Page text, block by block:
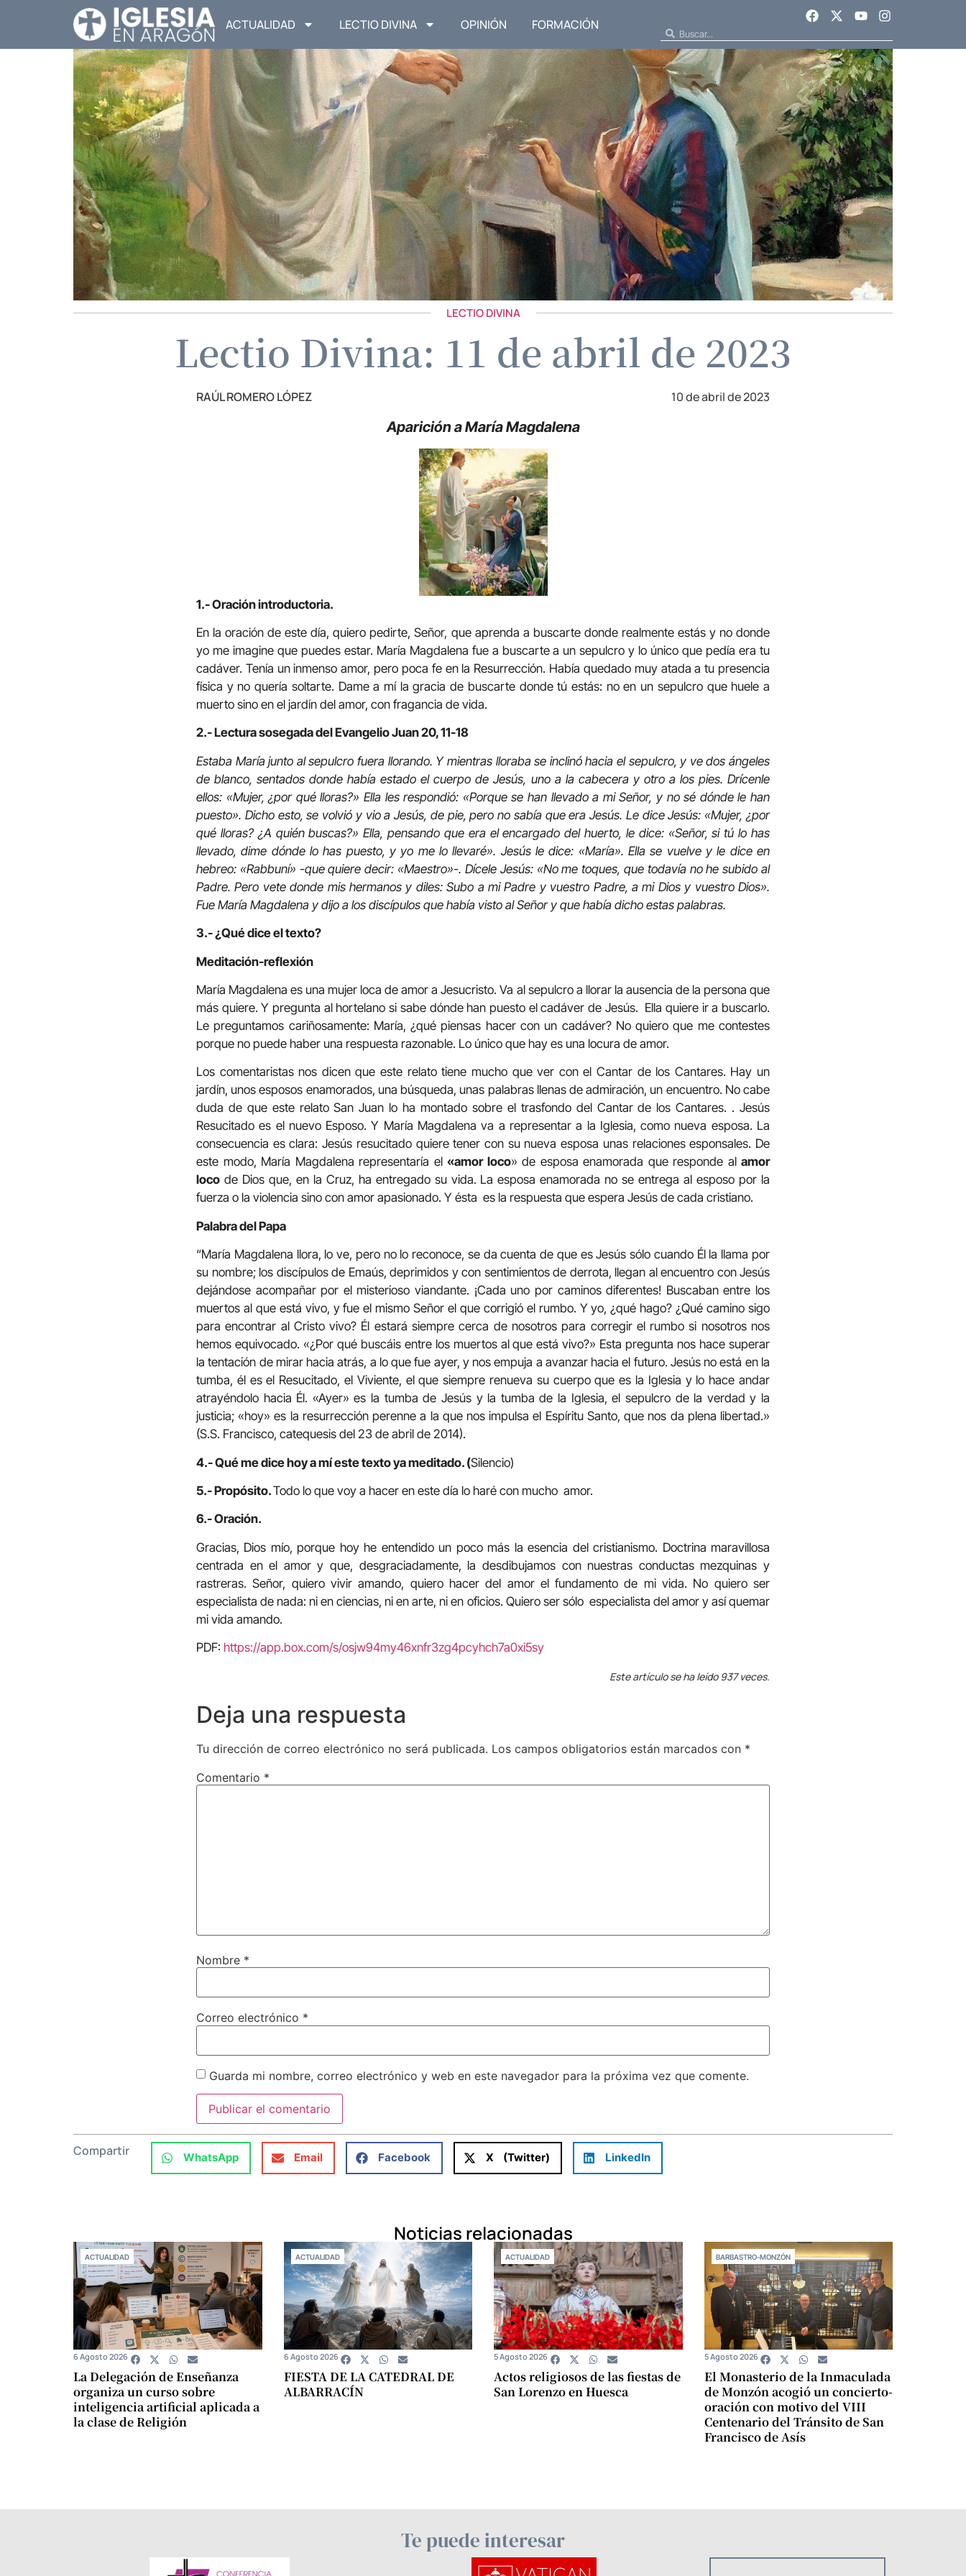
ACTUALIDAD LECTIO DIVINA OPINIÓN FORMACIÓN
LECTIO DIVINA
Lectio Divina: 11 de abril de 2023
RAÚL ROMERO LÓPEZ 10 de abril de 2023
Aparición a María Magdalena
1.- Oración introductoria.
En la oración de este día, quiero pedirte, Señor, que aprenda a buscarte donde realmente estás y no donde
yo me imagine que puedes estar. María Magdalena fue a buscarte a un sepulcro y lo único que pedía era tu
cadáver. Tenía un inmenso amor, pero poca fe en la Resurrección. Había quedado muy atada a tu presencia
física y no quería soltarte. Dame a mí la gracia de buscarte donde tú estás: no en un sepulcro que huele a
muerto sino en el jardín del amor, con fragancia de vida.
2.- Lectura sosegada del EvangelioJuan 20, 11-18
Estaba María junto al sepulcro fuera llorando. Y mientras lloraba se inclinó hacia el sepulcro, y ve dos ángeles
de blanco, sentados donde había estado el cuerpo de Jesús, uno a la cabecera y otro a los pies. Drícenle
ellos: «Mujer, ¿por qué lloras?» Ella les respondió: «Porque se han llevado a mi Señor, y no sé dónde le han
puesto». Dicho esto, se volvió y vio a Jesús, de pie, pero no sabía que era Jesús. Le dice Jesús: «Mujer, ¿por
qué lloras? ¿A quién buscas?» Ella, pensando que era el encargado del huerto, le dice: «Señor, si tú lo has
llevado, dime dónde lo has puesto, y yo me lo llevaré». Jesús le dice: «María». Ella se vuelve y le dice en
hebreo: «Rabbuní» -que quiere decir: «Maestro»-. Dícele Jesús: «No me toques, que todavía no he subido al
Padre. Pero vete donde mis hermanos y diles: Subo a mi Padre y vuestro Padre, a mi Dios y vuestro Dios».
Fue María Magdalena y dijo a los discípulos que había visto al Señor y que había dicho estas palabras.
3.- ¿Qué dice el texto?
Meditación-reflexión
María Magdalena es una mujer loca de amor a Jesucristo. Va al sepulcro a llorar la ausencia de la persona que
más quiere. Y pregunta al hortelano si sabe dónde han puesto el cadáver de Jesús. Ella quiere ir a buscarlo.
Le preguntamos cariñosamente: María, ¿qué piensas hacer con un cadáver? No quiero que me contestes
porque no puede haber una respuesta razonable. Lo único que hay es una locura de amor.
Los comentaristas nos dicen que este relato tiene mucho que ver con el Cantar de los Cantares. Hay un
jardín, unos esposos enamorados, una búsqueda, unas palabras llenas de admiración, un encuentro. No cabe
duda de que este relato San Juan lo ha montado sobre el trasfondo del Cantar de los Cantares. . Jesús
Resucitado es el nuevo Esposo. Y María Magdalena va a representar a la Iglesia, como nueva esposa. La
consecuencia es clara: Jesús resucitado quiere tener con su nueva esposa unas relaciones esponsales. De
este modo, María Magdalena representaría el «amor loco» de esposa enamorada que responde al amor
loco de Dios que, en la Cruz, ha entregado su vida. La esposa enamorada no se entrega al esposo por la
fuerza o la violencia sino con amor apasionado. Y ésta es la respuesta que espera Jesús de cada cristiano.
Palabra del Papa
“María Magdalena llora, lo ve, pero no lo reconoce, se da cuenta de que es Jesús sólo cuando Él la llama por
su nombre; los discípulos de Emaús, deprimidos y con sentimientos de derrota, llegan al encuentro con Jesús
dejándose acompañar por el misterioso viandante. ¡Cada uno por caminos diferentes! Buscaban entre los
muertos al que está vivo, y fue el mismo Señor el que corrigió el rumbo. Y yo, ¿qué hago? ¿Qué camino sigo
para encontrar al Cristo vivo? Él estará siempre cerca de nosotros para corregir el rumbo si nosotros nos
hemos equivocado. «¿Por qué buscáis entre los muertos al que está vivo?» Esta pregunta nos hace superar
la tentación de mirar hacia atrás, a lo que fue ayer, y nos empuja a avanzar hacia el futuro. Jesús no está en la
tumba, él es el Resucitado, el Viviente, el que siempre renueva su cuerpo que es la Iglesia y lo hace andar
atrayéndolo hacia Él. «Ayer» es la tumba de Jesús y la tumba de la Iglesia, el sepulcro de la verdad y la
justicia; «hoy» es la resurrección perenne a la que nos impulsa el Espíritu Santo, que nos da plena libertad.»
(S.S. Francisco, catequesis del 23 de abril de 2014).
4.- Qué me dice hoy a mí este texto ya meditado. (Silencio)
5.- Propósito.Todo lo que voy a hacer en este día lo haré con mucho amor.
6.- Oración.
Gracias, Dios mío, porque hoy he entendido un poco más la esencia del cristianismo. Doctrina maravillosa
centrada en el amor y que, desgraciadamente, la desdibujamos con nuestras conductas mezquinas y
rastreras. Señor, quiero vivir amando, quiero hacer del amor el fundamento de mi vida. No quiero ser
especialista de nada: ni en ciencias, ni en arte, ni en oficios. Quiero ser sólo especialista del amor y así quemar
mi vida amando.
PDF: https://app.box.com/s/osjw94my46xnfr3zg4pcyhch7a0xi5sy
Este artículo se ha leído 937 veces.
Deja una respuesta
Tu dirección de correo electrónico no será publicada. Los campos obligatorios están marcados con *
Comentario *
Nombre *
Correo electrónico *
Guarda mi nombre, correo electrónico y web en este navegador para la próxima vez que comente.
Compartir WhatsApp Email Facebook X (Twitter) LinkedIn
Noticias relacionadas
ACTUALIDAD
La Delegación de Enseñanza
organiza un curso sobre
inteligencia artificial aplicada a
la clase de Religión
6 Agosto 2026
ACTUALIDAD
FIESTA DE LA CATEDRAL DE
ALBARRACÍN
6 Agosto 2026
ACTUALIDAD
Actos religiosos de las fiestas de
San Lorenzo en Huesca
5 Agosto 2026
BARBASTRO-MONZÓN
El Monasterio de la Inmaculada
de Monzón acogió un concierto-
oración con motivo del VIII
Centenario del Tránsito de San
Francisco de Asís
5 Agosto 2026
Te puede interesar